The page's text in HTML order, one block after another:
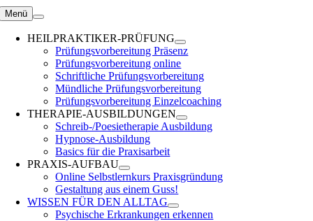
Menü
HEILPRAKTIKER-PRÜFUNG
Prüfungsvorbereitung Präsenz
Prüfungsvorbereitung online
Schriftliche Prüfungsvorbereitung
Mündliche Prüfungsvorbereitung
Prüfungsvorbereitung Einzelcoaching
THERAPIE-AUSBILDUNGEN
Schreib-/Poesietherapie Ausbildung
Hypnose-Ausbildung
Basics für die Praxisarbeit
PRAXIS-AUFBAU
Online Selbstlernkurs Praxisgründung
Gestaltung aus einem Guss!
WISSEN FÜR DEN ALLTAG
Psychische Erkrankungen erkennen